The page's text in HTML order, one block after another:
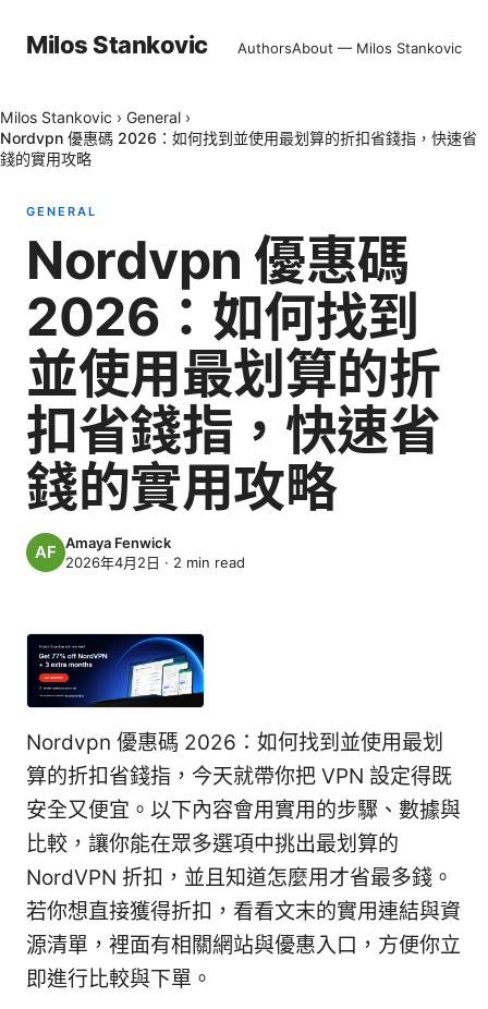
Milos Stankovic AuthorsAbout — Milos Stankovic
Milos Stankovic › General ›
Nordvpn 優惠碼 2026：如何找到並使用最划算的折扣省錢指，快速省
錢的實用攻略
GENERAL
Nordvpn 優惠碼
2026：如何找到
並使用最划算的折
扣省錢指，快速省
錢的實用攻略
Amaya Fenwick
2026年4月2日 · 2 min read
Nordvpn 優惠碼 2026：如何找到並使用最划
算的折扣省錢指，今天就帶你把 VPN 設定得既
安全又便宜。以下內容會用實用的步驟、數據與
比較，讓你能在眾多選項中挑出最划算的
NordVPN 折扣，並且知道怎麼用才省最多錢。
若你想直接獲得折扣，看看文末的實用連結與資
源清單，裡面有相關網站與優惠入口，方便你立
即進行比較與下單。